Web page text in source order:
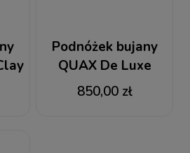
Podnóżek bujany
QUAX De Luxe
baranek ecru
850,00 zł